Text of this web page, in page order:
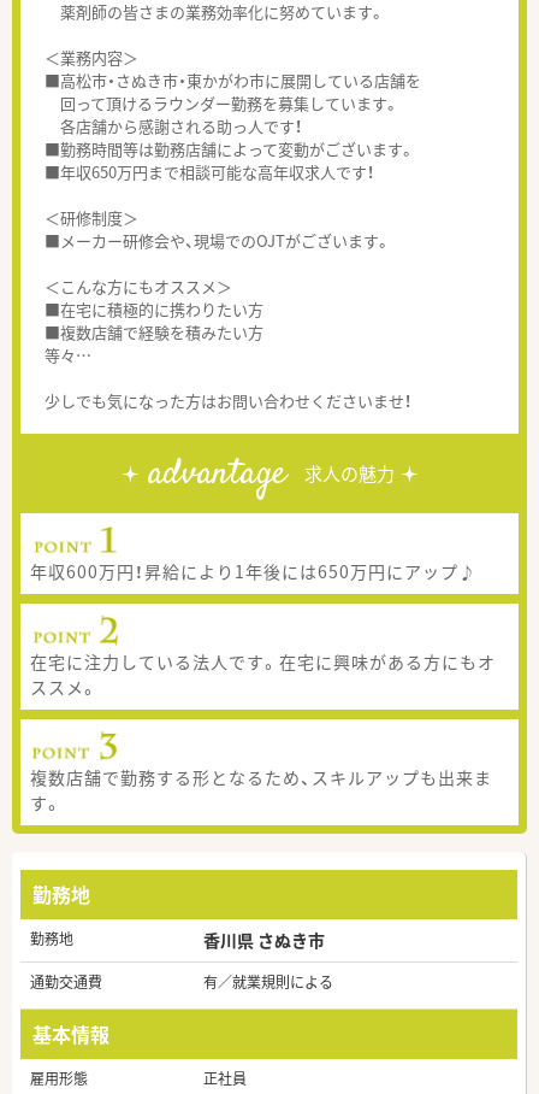
薬剤師の皆さまの業務効率化に努めています。
＜業務内容＞
■高松市・さぬき市・東かがわ市に展開している店舗を
回って頂けるラウンダー勤務を募集しています。
各店舗から感謝される助っ人です！
■勤務時間等は勤務店舗によって変動がございます。
■年収650万円まで相談可能な高年収求人です！
＜研修制度＞
■メーカー研修会や、現場でのOJTがございます。
＜こんな方にもオススメ＞
■在宅に積極的に携わりたい方
■複数店舗で経験を積みたい方
等々…
少しでも気になった方はお問い合わせくださいませ！
advantage 求人の魅力
年収600万円！昇給により1年後には650万円にアップ♪
在宅に注力している法人です。在宅に興味がある方にもオ
ススメ。
複数店舗で勤務する形となるため、スキルアップも出来ま
す。
勤務地
勤務地 香川県 さぬき市
通勤交通費 有／就業規則による
基本情報
雇用形態
正社員